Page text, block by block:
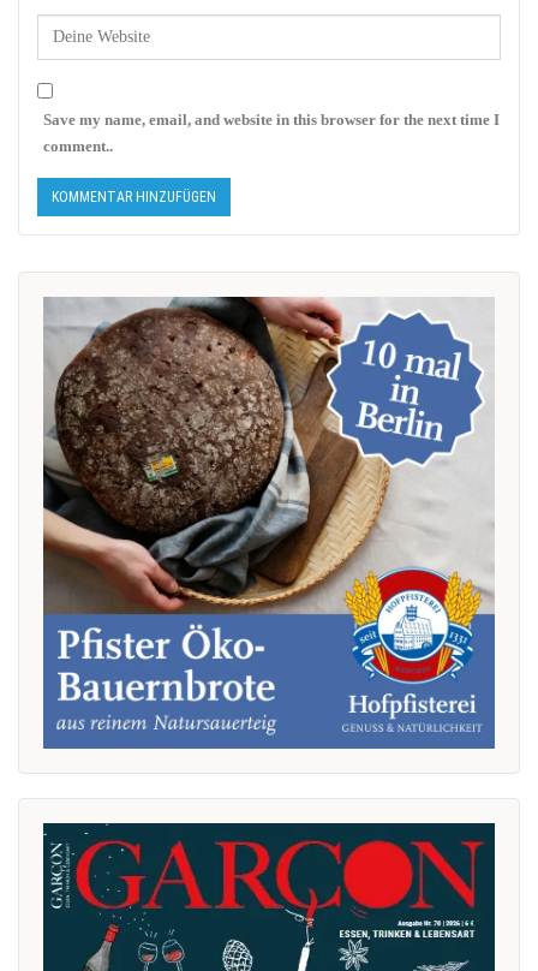
Save my name, email, and website in this browser for the next time I
comment..